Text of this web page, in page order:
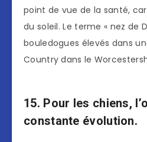
point de vue de la santé,
du soleil. Le terme « nez de
bouledogues élevés dans
Country dans le
15. Pour les chiens,
constante évolution.